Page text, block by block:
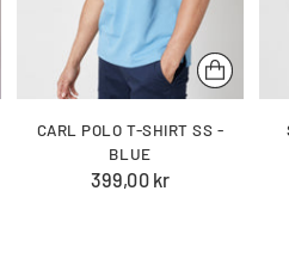
CARL POLO T-SHIRT SS -
BLUE
399,00 kr